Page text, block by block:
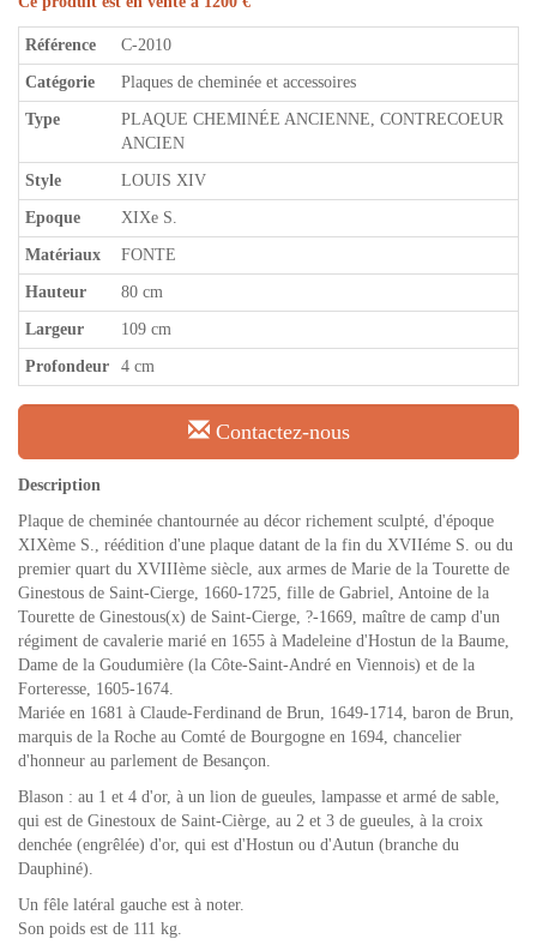
Référence C-2010
Catégorie Plaques de cheminée et accessoires
Type
PLAQUE CHEMINÉE ANCIENNE, CONTRECOEUR
ANCIEN
Style LOUIS XIV
Epoque XIXe S.
Matériaux FONTE
Hauteur 80 cm
Largeur 109 cm
Profondeur 4 cm
Contactez-nous
Description
Plaque de cheminée chantournée au décor richement sculpté, d'époque
XIXème S., réédition d'une plaque datant de la fin du XVIIéme S. ou du
premier quart du XVIIIème siècle, aux armes de Marie de la Tourette de
Ginestous de Saint-Cierge, 1660-1725, fille de Gabriel, Antoine de la
Tourette de Ginestous(x) de Saint-Cierge, ?-1669, maître de camp d'un
régiment de cavalerie marié en 1655 à Madeleine d'Hostun de la Baume,
Dame de la Goudumière (la Côte-Saint-André en Viennois) et de la
Forteresse, 1605-1674.
Mariée en 1681 à Claude-Ferdinand de Brun, 1649-1714, baron de Brun,
marquis de la Roche au Comté de Bourgogne en 1694, chancelier
d'honneur au parlement de Besançon.
Blason : au 1 et 4 d'or, à un lion de gueules, lampasse et armé de sable,
qui est de Ginestoux de Saint-Cièrge, au 2 et 3 de gueules, à la croix
denchée (engrêlée) d'or, qui est d'Hostun ou d'Autun (branche du
Dauphiné).
Un fêle latéral gauche est à noter.
Son poids est de 111 kg.